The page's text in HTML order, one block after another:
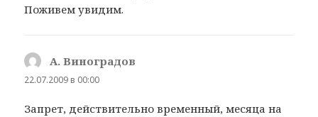
Поживем увидим.
А. Виноградов
22.07.2009 в 00:00
Запрет, действительно временный, месяца на